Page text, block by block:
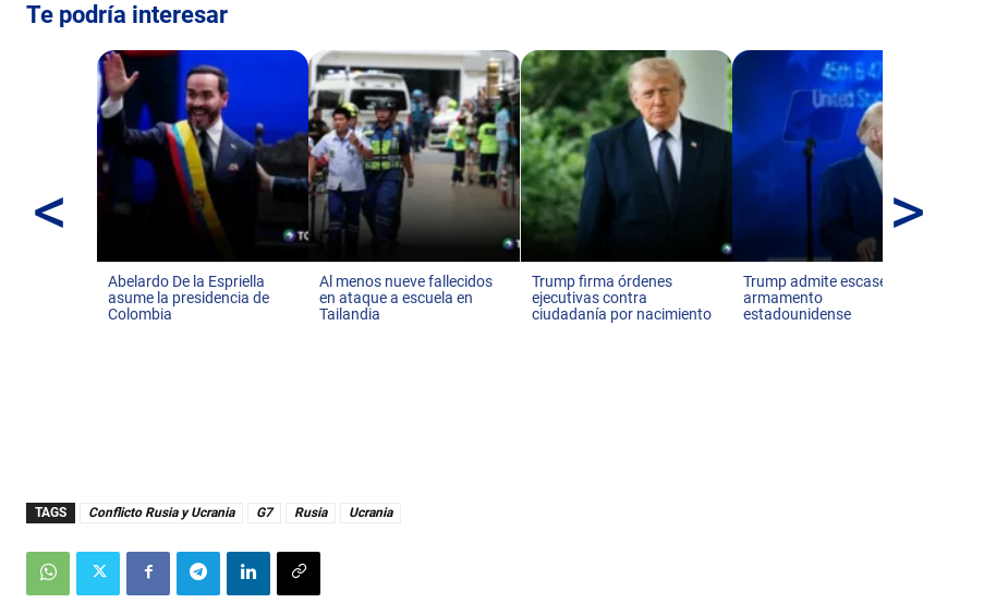
Te podría interesar
<
Abelardo De la Espriella
asume la presidencia de
Colombia
Al menos nueve fallecidos
en ataque a escuela en
Tailandia
Trump firma órdenes
ejecutivas contra
ciudadanía por nacimiento
Trump admite escasez de
armamento
estadounidense
>
TAGS Conflicto Rusia y Ucrania G7 Rusia Ucrania